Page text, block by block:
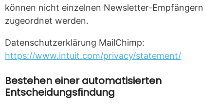
können nicht einzelnen Newsletter-Empfängern
zugeordnet werden.
Datenschutzerklärung MailChimp:
https://www.intuit.com/privacy/statement/
Bestehen einer automatisierten
Entscheidungsfindung